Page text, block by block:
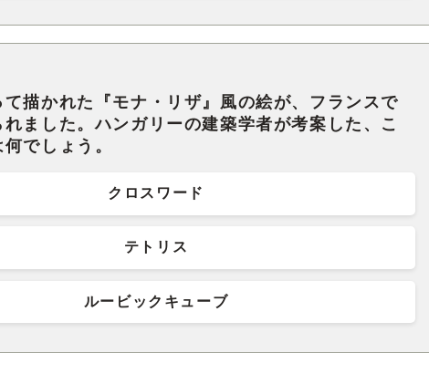
描かれた『モナ・リザ』風の絵が、フランスで
ました。ハンガリーの建築学者が考案した、こ
でしょう。
クロスワード
テトリス
ルービックキューブ